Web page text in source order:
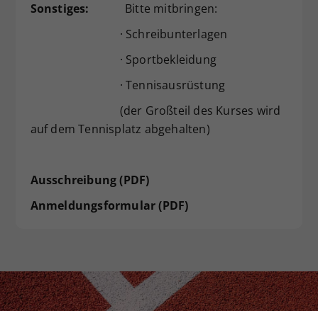
Sonstiges: Bitte mitbringen:
· Schreibunterlagen
· Sportbekleidung
· Tennisausrüstung
(der Großteil des Kurses wird
auf dem Tennisplatz abgehalten)
Ausschreibung (PDF)
Anmeldungsformular (PDF)